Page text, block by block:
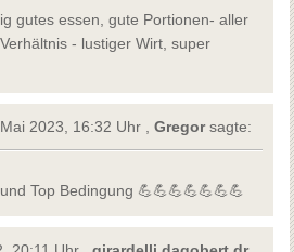
gutes essen, gute Portionen- aller
- lustiger Wirt, super
2023, 16:32 Uhr ,Gregorsagte:
Top Bedingung 💪💪💪💪💪💪💪